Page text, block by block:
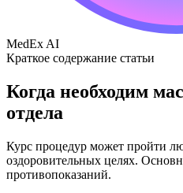
MedEx AI
Краткое содержание статьи
Когда необходим
отдела
Курс процедур может пройти
оздоровительных целях.
противопоказаний.